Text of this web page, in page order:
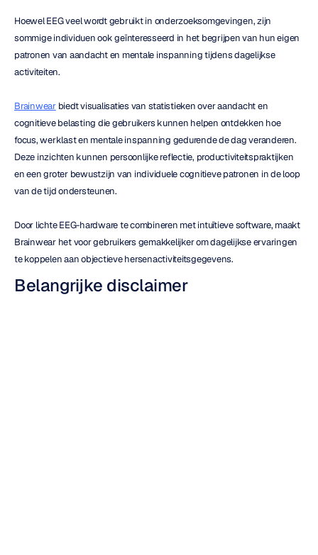
Hoewel EEG veel wordt gebruikt in onderzoeksomgevingen, zijn
sommige individuen ook geïnteresseerd in het begrijpen van hun eigen
patronen van aandacht en mentale inspanning tijdens dagelijkse
activiteiten.
Brainwear biedt visualisaties van statistieken over aandacht en
cognitieve belasting die gebruikers kunnen helpen ontdekken hoe
focus, werklast en mentale inspanning gedurende de dag veranderen.
Deze inzichten kunnen persoonlijke reflectie, productiviteitspraktijken
en een groter bewustzijn van individuele cognitieve patronen in de loop
van de tijd ondersteunen.
Door lichte EEG-hardware te combineren met intuïtieve software, maakt
Brainwear het voor gebruikers gemakkelijker om dagelijkse ervaringen
te koppelen aan objectieve hersenactiviteitsgegevens.
Belangrijke disclaimer